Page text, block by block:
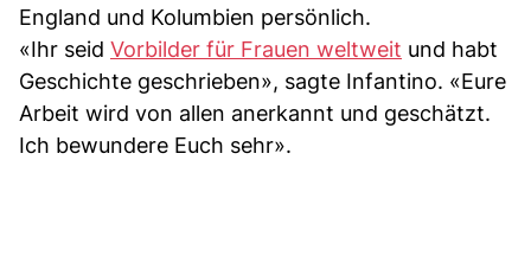
England und Kolumbien persönlich.
«Ihr seid Vorbilder für Frauen weltweit und habt
Geschichte geschrieben», sagte Infantino. «Eure
Arbeit wird von allen anerkannt und geschätzt.
Ich bewundere Euch sehr».